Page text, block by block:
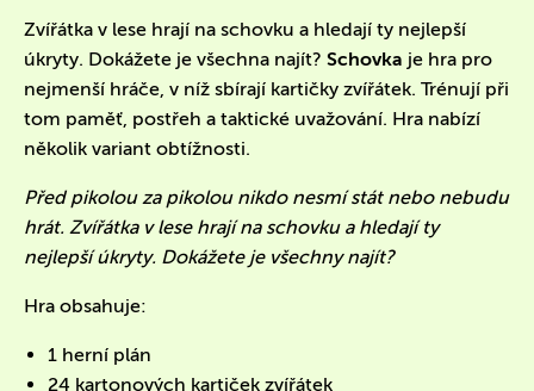
Zvířátka v lese hrají na schovku a hledají ty nejlepší
úkryty. Dokážete je všechna najít? Schovka je hra pro
nejmenší hráče, v níž sbírají kartičky zvířátek. Trénují při
tom paměť, postřeh a taktické uvažování. Hra nabízí
několik variant obtížnosti.
Před pikolou za pikolou nikdo nesmí stát nebo nebudu
hrát. Zvířátka v lese hrají na schovku a hledají ty
nejlepší úkryty. Dokážete je všechny najít?
Hra obsahuje:
1 herní plán
24 kartonových kartiček zvířátek